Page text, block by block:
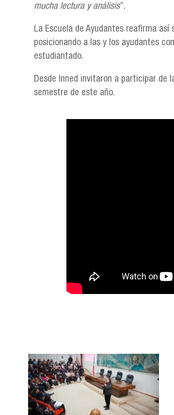
mucha lectura y análisis”.
La Escuela de Ayudantes reafirma
posicionando a las y los ayudantes
estudiantado.
Desde Inned invitaron a participar de
semestre de este año.